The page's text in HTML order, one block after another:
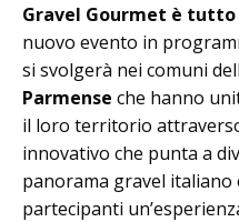
Gravel Gourmet è
nuovo evento in
si svolgerà nei comuni
Parmense che hanno
il loro territorio
innovativo che punta a
panorama gravel
partecipanti